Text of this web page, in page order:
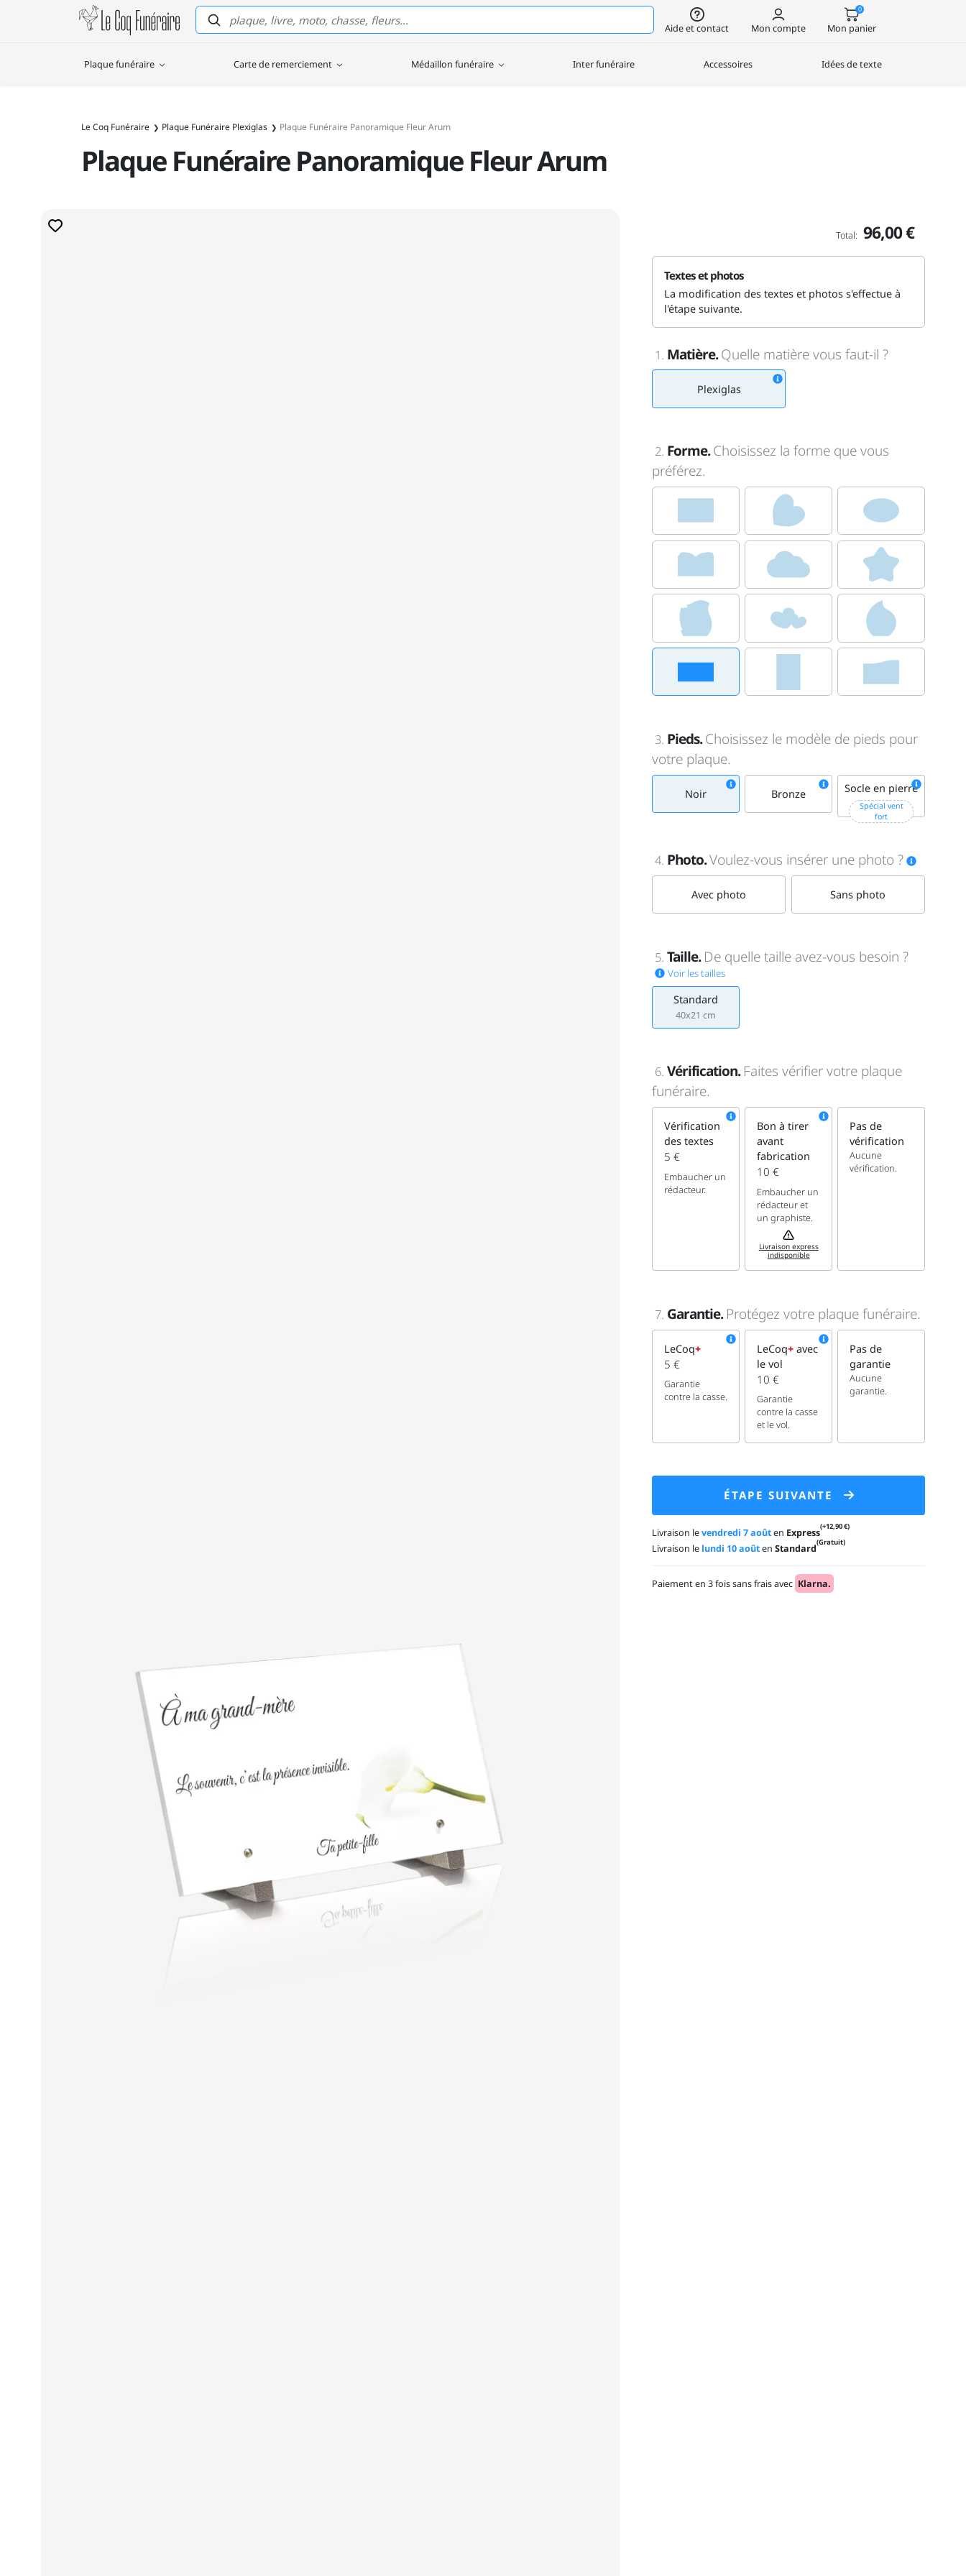
Le Coq Funéraire
Aide et contact Mon compte
0
Mon panier
Plaque funéraire Carte de remerciement Médaillon funéraire Inter funéraire Accessoires Idées de texte
Le Coq Funéraire Plaque Funéraire Plexiglas Plaque Funéraire Panoramique Fleur Arum
Plaque Funéraire Panoramique Fleur Arum
Total: 96,00 €
Textes et photos
La modification des textes et photos s'effectue à
l'étape suivante.
1. Matière.Quelle matière vous faut-il ?
Plexiglas
2. Forme.Choisissez la forme que vous
préférez.
3. Pieds.Choisissez le modèle de pieds pour
votre plaque.
Noir Bronze Socle en pierre
+15€
Spécial vent
fort
4. Photo.Voulez-vous insérer une photo ?
Avec photo Sans photo
5. Taille. De quelle taille avez-vous besoin ?
Voir les tailles
Standard
40x21 cm
6. Vérification. Faites vérifier votre plaque
funéraire.
Vérification
des textes
5 €
Embaucher un
rédacteur.
Bon à tirer
avant
fabrication
10 €
Embaucher un
rédacteur et
un graphiste.
Livraison express
indisponible
Pas de
vérification
Aucune
vérification.
7. Garantie. Protégez votre plaque funéraire.
LeCoq+
5 €
Garantie
contre la casse.
LeCoq+avec
le vol
10 €
Garantie
contre la casse
et le vol.
Pas de
garantie
Aucune
garantie.
ÉTAPE SUIVANTE
Livraison levendredi 7 aoûten Express(+12,90 €)
Livraison le lundi 10 aoûtenStandard(Gratuit)
Paiement en 3 fois sans frais avec Klarna.